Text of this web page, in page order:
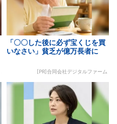
「〇〇した後に必ず宝くじを買
いなさい」貧乏が億万長者に
[PR]合同会社デジタルファーム